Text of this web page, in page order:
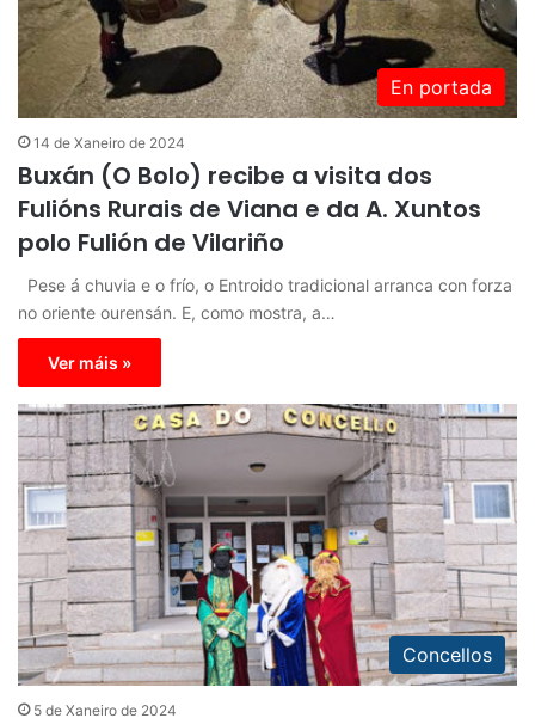
En portada
14 de Xaneiro de 2024
Buxán (O Bolo) recibe a visita dos
Fulións Rurais de Viana e da A. Xuntos
polo Fulión de Vilariño
Pese á chuvia e o frío, o Entroido tradicional arranca con forza
no oriente ourensán. E, como mostra, a…
Ver máis »
Concellos
5 de Xaneiro de 2024